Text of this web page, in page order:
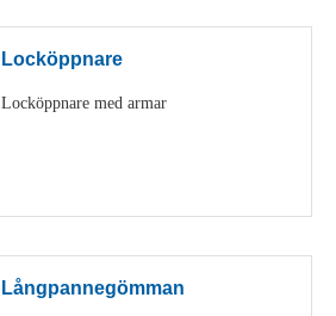
Locköppnare
Locköppnare med armar
Långpannegömman